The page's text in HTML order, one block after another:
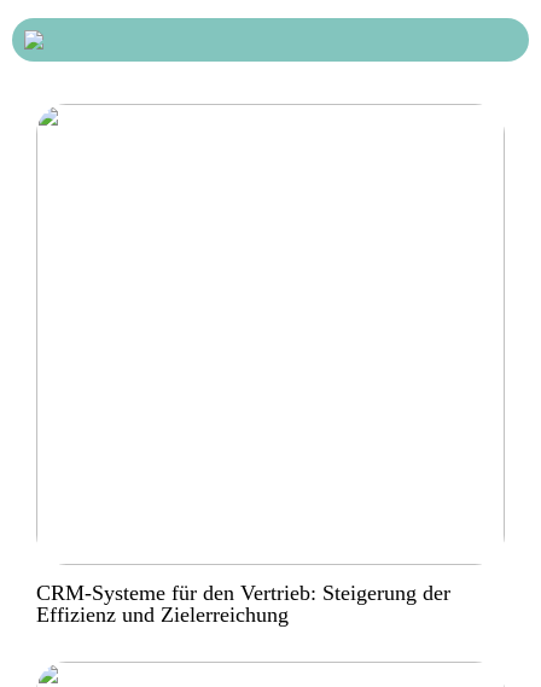
CRM-Systeme für den Vertrieb: Steigerung der
Effizienz und Zielerreichung